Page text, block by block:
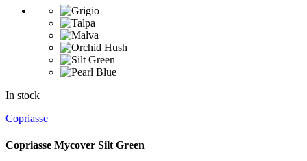
In stock
Copriasse
Copriasse Mycover Silt Green